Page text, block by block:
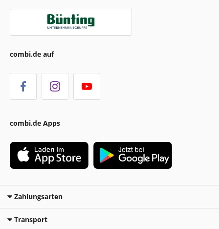
combi.de auf
combi.de Apps
Zahlungsarten
Transport